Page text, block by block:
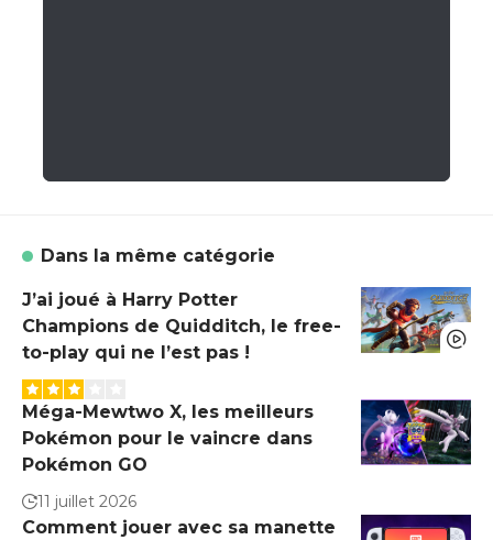
Dans la même catégorie
J’ai joué à Harry Potter
Champions de Quidditch, le free-
to-play qui ne l’est pas !
Méga-Mewtwo X, les meilleurs
Pokémon pour le vaincre dans
Pokémon GO
11 juillet 2026
Comment jouer avec sa manette